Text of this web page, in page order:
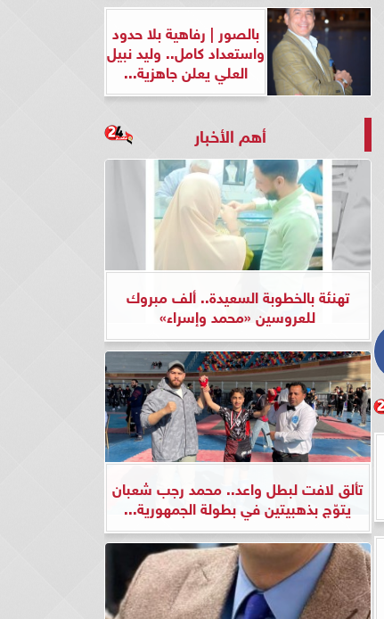
بالصور | رفاهية بلا حدود
واستعداد كامل.. وليد نبيل
العلي يعلن جاهزية...
أهم الأخبار
تهنئة بالخطوبة السعيدة.. ألف مبروك
للعروسين «محمد وإسراء»
تألق لافت لبطل واعد.. محمد رجب شعبان
يتوّج بذهبيتين في بطولة الجمهورية...